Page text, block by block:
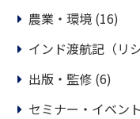
農業・環境 (16)
インド渡航記（リ
出版・監修 (6)
セミナー・イベン